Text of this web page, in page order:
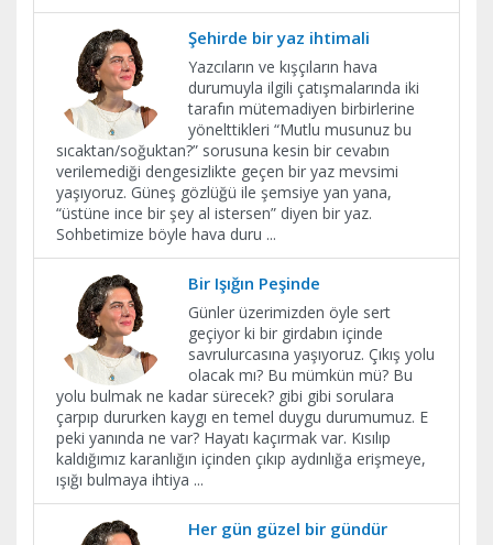
Şehirde bir yaz ihtimali
Yazcıların ve kışçıların hava
durumuyla ilgili çatışmalarında iki
tarafın mütemadiyen birbirlerine
yönelttikleri “Mutlu musunuz bu
sıcaktan/soğuktan?” sorusuna kesin bir cevabın
verilemediği dengesizlikte geçen bir yaz mevsimi
yaşıyoruz. Güneş gözlüğü ile şemsiye yan yana,
“üstüne ince bir şey al istersen” diyen bir yaz.
Sohbetimize böyle hava duru ...
Bir Işığın Peşinde
Günler üzerimizden öyle sert
geçiyor ki bir girdabın içinde
savrulurcasına yaşıyoruz. Çıkış yolu
olacak mı? Bu mümkün mü? Bu
yolu bulmak ne kadar sürecek? gibi gibi sorulara
çarpıp dururken kaygı en temel duygu durumumuz. E
peki yanında ne var? Hayatı kaçırmak var. Kısılıp
kaldığımız karanlığın içinden çıkıp aydınlığa erişmeye,
ışığı bulmaya ihtiya ...
Her gün güzel bir gündür